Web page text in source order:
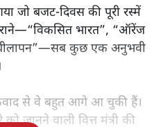
2026 को अपना नौवाँ केंद्रीय
रिकॉर्ड बुक में दर्ज हो गईं।
दूर तक ले जा सकती है।